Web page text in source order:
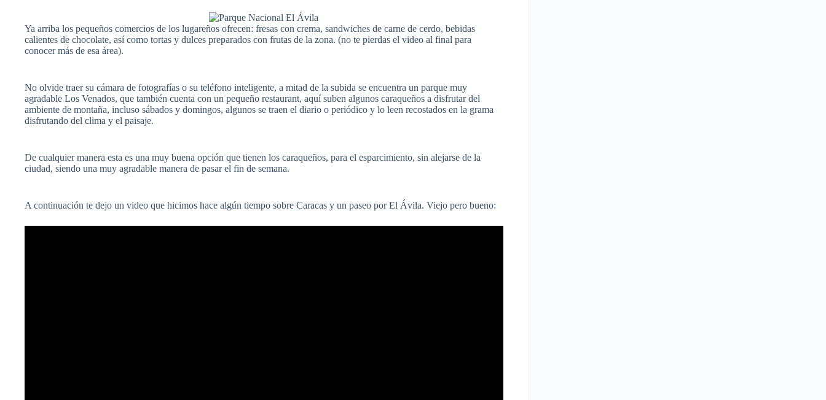
Ya arriba los pequeños comercios de los lugareños ofrecen: fresas con crema, sandwiches de carne de cerdo, bebidas
calientes de chocolate, así como tortas y dulces preparados con frutas de la zona. (no te pierdas el video al final para
conocer más de esa área).
No olvide traer su cámara de fotografías o su teléfono inteligente, a mitad de la subida se encuentra un parque muy
agradable Los Venados, que también cuenta con un pequeño restaurant, aquí suben algunos caraqueños a disfrutar del
ambiente de montaña, incluso sábados y domingos, algunos se traen el diario o periódico y lo leen recostados en la grama
disfrutando del clima y el paisaje.
De cualquier manera esta es una muy buena opción que tienen los caraqueños, para el esparcimiento, sin alejarse de la
ciudad, siendo una muy agradable manera de pasar el fin de semana.
A continuación te dejo un video que hicimos hace algún tiempo sobre Caracas y un paseo por El Ávila. Viejo pero bueno: